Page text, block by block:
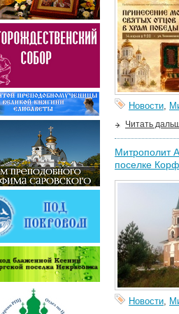
Новости,
Читать
Митрополит
поселке
Новости,